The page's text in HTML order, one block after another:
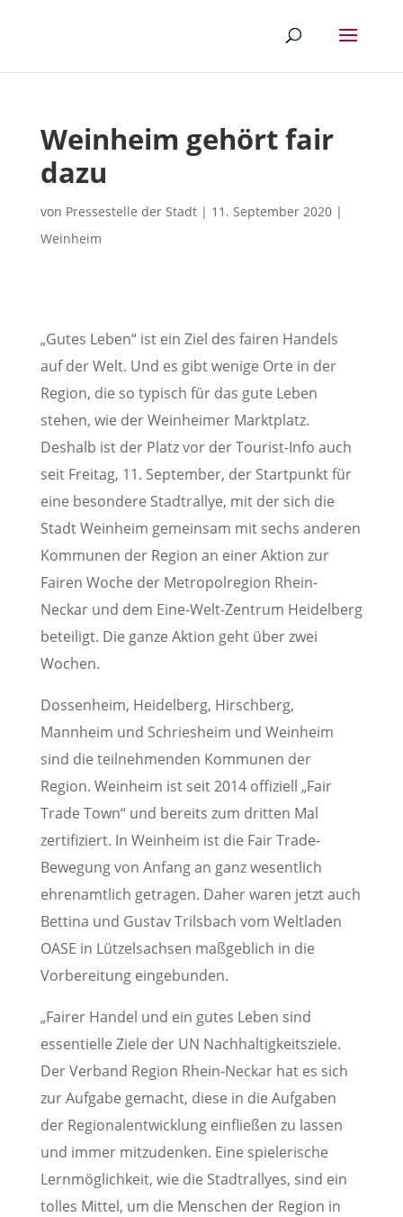
Weinheim gehört fair
dazu
von Pressestelle der Stadt| 11. September 2020|
Weinheim
„Gutes Leben“ ist ein Ziel des fairen Handels
auf der Welt. Und es gibt wenige Orte in der
Region, die so typisch für das gute Leben
stehen, wie der Weinheimer Marktplatz.
Deshalb ist der Platz vor der Tourist-Info auch
seit Freitag, 11. September, der Startpunkt für
eine besondere Stadtrallye, mit der sich die
Stadt Weinheim gemeinsam mit sechs anderen
Kommunen der Region an einer Aktion zur
Fairen Woche der Metropolregion Rhein-
Neckar und dem Eine-Welt-Zentrum Heidelberg
beteiligt. Die ganze Aktion geht über zwei
Wochen.
Dossenheim, Heidelberg, Hirschberg,
Mannheim und Schriesheim und Weinheim
sind die teilnehmenden Kommunen der
Region. Weinheim ist seit 2014 offiziell „Fair
Trade Town“ und bereits zum dritten Mal
zertifiziert. In Weinheim ist die Fair Trade-
Bewegung von Anfang an ganz wesentlich
ehrenamtlich getragen. Daher waren jetzt auch
Bettina und Gustav Trilsbach vom Weltladen
OASE in Lützelsachsen maßgeblich in die
Vorbereitung eingebunden.
„Fairer Handel und ein gutes Leben sind
essentielle Ziele der UN Nachhaltigkeitsziele.
Der Verband Region Rhein-Neckar hat es sich
zur Aufgabe gemacht, diese in die Aufgaben
der Regionalentwicklung einfließen zu lassen
und immer mitzudenken. Eine spielerische
Lernmöglichkeit, wie die Stadtrallyes, sind ein
tolles Mittel, um die Menschen der Region in